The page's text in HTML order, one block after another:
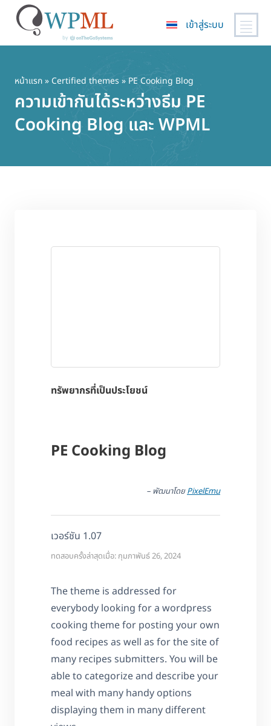
เนื้อหา
หลัก
เข้าสู่ระบบ
หน้าแรก» Certified themes » PE Cooking Blog
ความเข้ากันได้ระหว่างธีม PE
Cooking Blog และ WPML
ทรัพยากรที่เป็นประโยชน์
PE Cooking Blog
– พัฒนาโดยPixelEmu
เวอร์ชัน 1.07
ทดสอบครั้งล่าสุดเมื่อ: กุมภาพันธ์ 26, 2024
The theme is addressed for
everybody looking for a wordpress
cooking theme for posting your own
food recipes as well as for the site of
many recipes submitters. You will be
able to categorize and describe your
meal with many handy options
displaying them in many different